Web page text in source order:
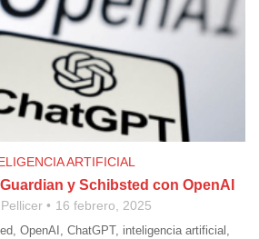
ARTIFICIAL
y Schibsted con OpenAI
16 febrero, 2025
OpenAI, ChatGPT, inteligencia artificial,